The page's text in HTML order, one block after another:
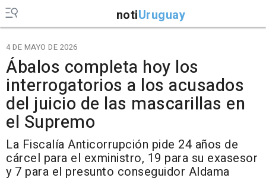
notiUruguay
4 DE MAYO DE 2026
Ábalos completa hoy los
interrogatorios a los acusados
del juicio de las mascarillas en
el Supremo
La Fiscalía Anticorrupción pide 24 años de
cárcel para el exministro, 19 para su exasesor
y 7 para el presunto conseguidor Aldama